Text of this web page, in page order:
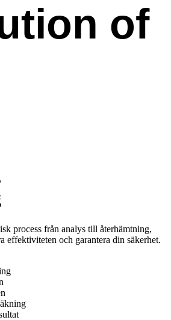
of
process från analys till återhämtning,
effektiviteten och garantera din säkerhet.